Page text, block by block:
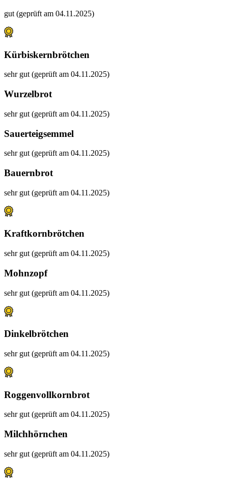
gut (geprüft am 04.11.2025)
Kürbiskernbrötchen
sehr gut (geprüft am 04.11.2025)
Wurzelbrot
sehr gut (geprüft am 04.11.2025)
Sauerteigsemmel
sehr gut (geprüft am 04.11.2025)
Bauernbrot
sehr gut (geprüft am 04.11.2025)
Kraftkornbrötchen
sehr gut (geprüft am 04.11.2025)
Mohnzopf
sehr gut (geprüft am 04.11.2025)
Dinkelbrötchen
sehr gut (geprüft am 04.11.2025)
Roggenvollkornbrot
sehr gut (geprüft am 04.11.2025)
Milchhörnchen
sehr gut (geprüft am 04.11.2025)